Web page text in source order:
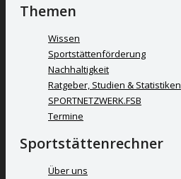
Themen
Wissen
Sportstättenförderung
Nachhaltigkeit
Ratgeber, Studien & Statistiken
SPORTNETZWERK.FSB
Termine
Sportstättenrechner
Über uns